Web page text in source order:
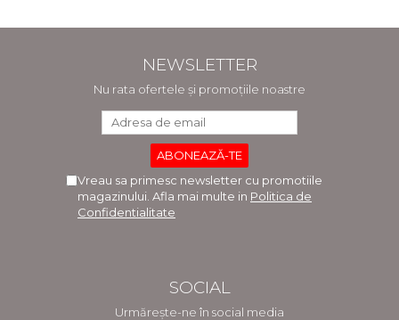
NEWSLETTER
Nu rata ofertele și promoțiile noastre
Vreau sa primesc newsletter cu promotiile
magazinului. Afla mai multe in Politica de
Confidentialitate
SOCIAL
Urmărește-ne în social media